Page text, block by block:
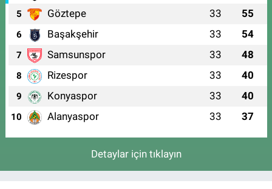
5 Göztepe 33 55
6 Başakşehir 33 54
7 Samsunspor 33 48
8 Rizespor 33 40
9 Konyaspor 33 40
10 Alanyaspor 33 37
Detaylar için tıklayın